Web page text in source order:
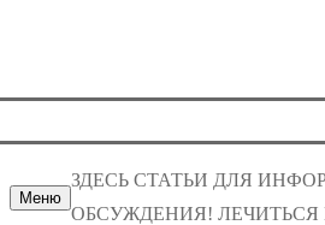
Меню
ЗДЕСЬ СТАТЬИ ДЛЯ
ОБСУЖДЕНИЯ! ЛЕЧИТЬСЯ